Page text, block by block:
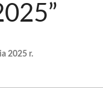
2025 r.